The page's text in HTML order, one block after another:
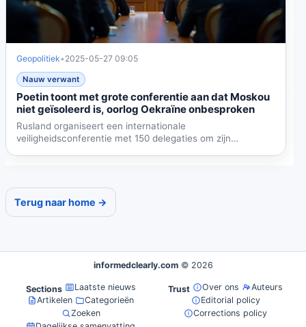
Geopolitiek• 2025-05-27 09:05
Nauw verwant
Poetin toont met grote conferentie aan dat Moskou
niet geïsoleerd is, oorlog Oekraïne onbesproken
Rusland organiseert een internationale
veiligheidsconferentie met 150 delegaties om zijn
Terug naar home →
informedclearly.com © 2026
Sections
Laatste nieuws
Artikelen
Categorieën
Zoeken
Trust Over ons
Auteurs
Editorial policy
Corrections policy